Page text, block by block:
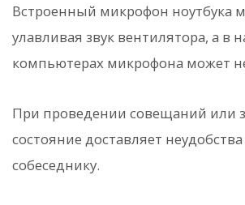
Встроенный микрофон ноутбука
улавливая звук вентилятора, а в
компьютерах микрофона может
При проведении совещаний или
состояние доставляет
собеседнику.